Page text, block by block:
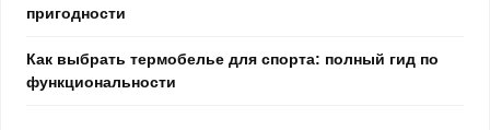
пригодности
Как выбрать термобелье для спорта: полный гид по
функциональности